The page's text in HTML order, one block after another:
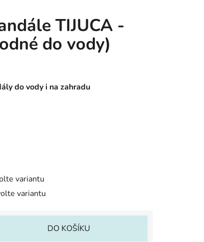
TIJUCA -
do vody)
do vody i na zahradu
variantu
variantu
DO KOŠÍKU